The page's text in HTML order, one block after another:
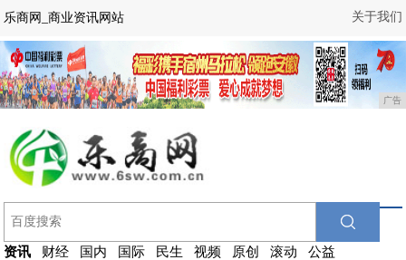
关于我们
乐商网_商业资讯网站
广告
资讯 财经 国内 国际 民生 视频 原创 滚动
公益